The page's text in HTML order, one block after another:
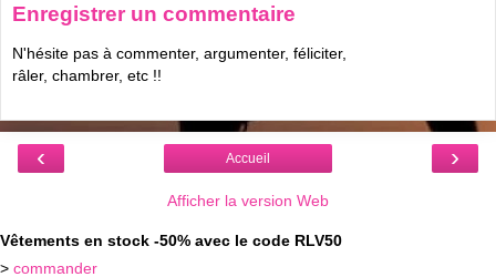
Enregistrer un commentaire
N'hésite pas à commenter, argumenter, féliciter,
râler, chambrer, etc !!
‹ ›
Accueil
Afficher la version Web
Vêtements en stock -50% avec le code RLV50
> commander